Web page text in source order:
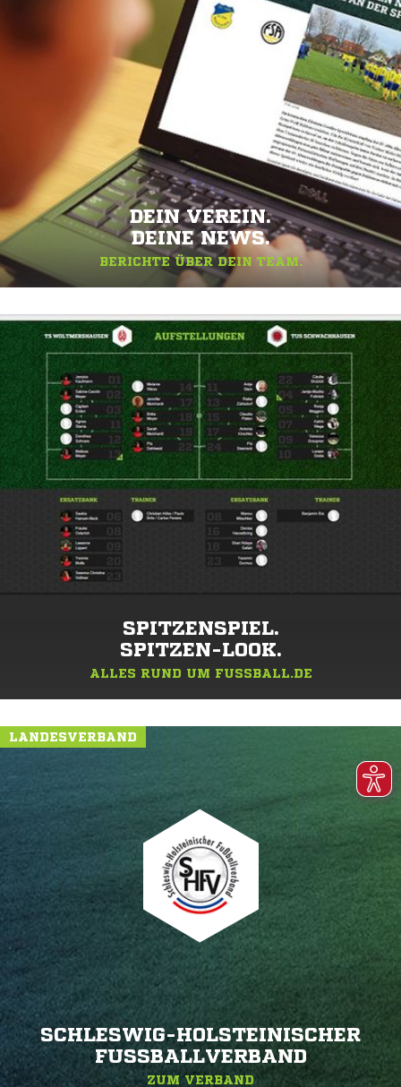
DEIN VEREIN.
DEINE NEWS.
BERICHTE ÜBER DEIN TEAM.
SPITZENSPIEL.
SPITZEN-LOOK.
ALLES RUND UM FUSSBALL.DE
LANDESVERBAND
SCHLESWIG-HOLSTEINISCHER
FUSSBALLVERBAND
ZUM VERBAND